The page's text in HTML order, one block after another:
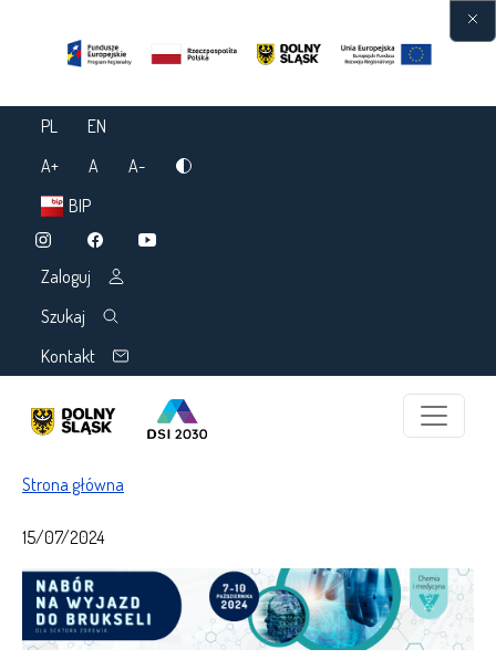
PL
EN
A+
A
A-
BIP
Zaloguj
Szukaj
Kontakt
Ścieżka nawigacyjna
Strona główna
15/07/2024